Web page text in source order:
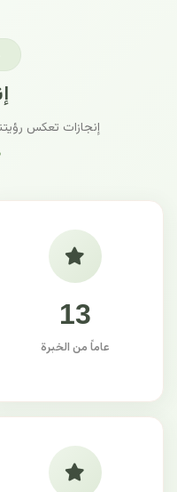
إنجازات تعكس
13
عاماً من الخبرة